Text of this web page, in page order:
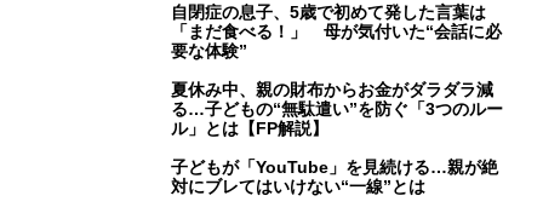
自閉症の息子、5歳で初めて発した言葉は
「まだ食べる！」 母が気付いた“会話に必
要な体験”
夏休み中、親の財布からお金がダラダラ減
る…子どもの“無駄遣い”を防ぐ「3つのルー
ル」とは【FP解説】
子どもが「YouTube」を見続ける…親が絶
対にブレてはいけない“一線”とは